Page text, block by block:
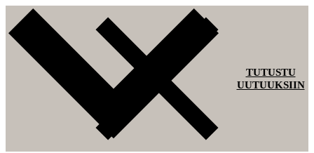
TUTUSTU
UUTUUKSIIN